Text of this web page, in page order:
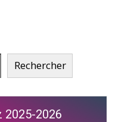
Rechercher
2025-2026